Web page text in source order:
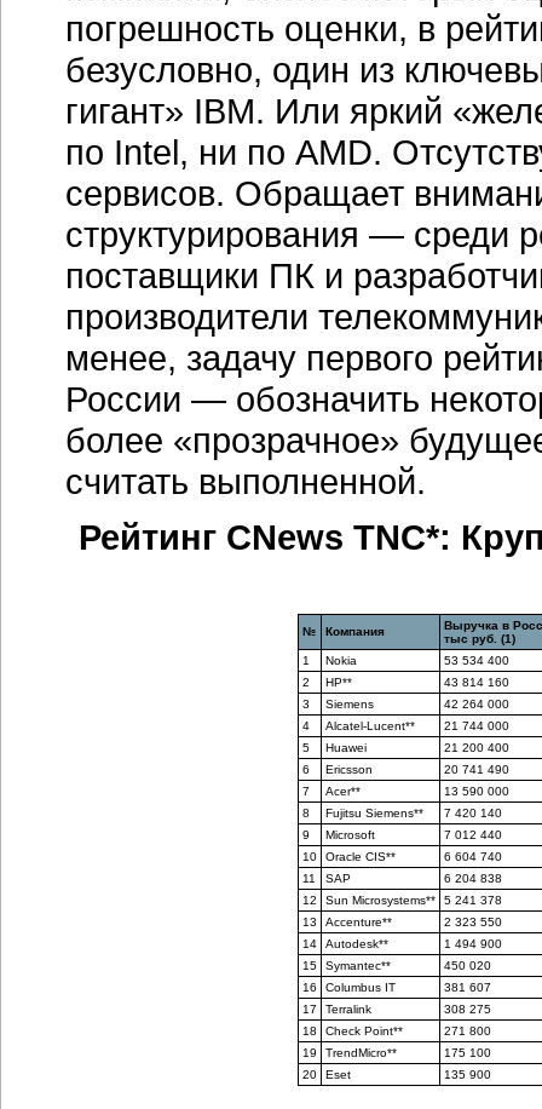
погрешность оценки, в
безусловно, один из
гигант» IBM. Или яркий
по Intel, ни по AMD.
сервисов. Обращает
структурирования — среди
поставщики ПК и
производители
менее, задачу первого
России — обозначить
более «прозрачное»
считать выполненной.
Рейтинг CNews TNC*:
№ Компания
Выручка в
тыс руб. (1)
1
Nokia
53 534 400
2
HP**
43 814 160
3
Siemens
42 264 000
4
Alcatel-Lucent**
21 744 000
5
Huawei
21 200 400
6
Ericsson
20 741 490
7
Aсer**
13 590 000
8
Fujitsu Siemens**
7 420 140
9
Microsoft
7 012 440
10
Oracle CIS**
6 604 740
11
SAP
6 204 838
12
Sun Microsystems**
5 241 378
13
Accenture**
2 323 550
14
Autodesk**
1 494 900
15
Symantec**
450 020
16
Columbus IT
381 607
17
Terralink
308 275
18
Check Point**
271 800
19
TrendMicro**
175 100
20
Eset 135 900